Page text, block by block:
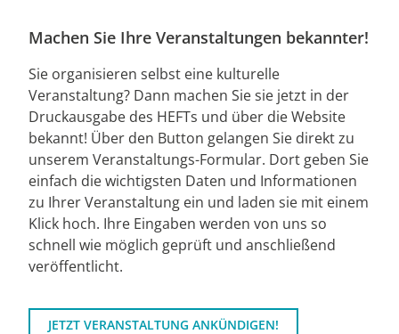
Machen Sie Ihre Veranstaltungen bekannter!
Sie organisieren selbst eine kulturelle
Veranstaltung? Dann machen Sie sie jetzt in der
Druckausgabe des HEFTs und über die Website
bekannt! Über den Button gelangen Sie direkt zu
unserem Veranstaltungs-Formular. Dort geben Sie
einfach die wichtigsten Daten und Informationen
zu Ihrer Veranstaltung ein und laden sie mit einem
Klick hoch. Ihre Eingaben werden von uns so
schnell wie möglich geprüft und anschließend
veröffentlicht.
JETZT VERANSTALTUNG ANKÜNDIGEN!